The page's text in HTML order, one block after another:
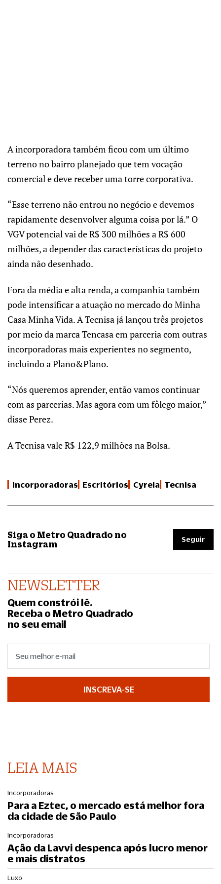
A incorporadora também ficou com um último
terreno no bairro planejado que tem vocação
comercial e deve receber uma torre corporativa.
“Esse terreno não entrou no negócio e devemos
rapidamente desenvolver alguma coisa por lá.” O
VGV potencial vai de R$ 300 milhões a R$ 600
milhões, a depender das características do projeto
ainda não desenhado.
Fora da média e alta renda, a companhia também
pode intensificar a atuação no mercado do Minha
Casa Minha Vida. A Tecnisa já lançou três projetos
por meio da marca Tencasa em parceria com outras
incorporadoras mais experientes no segmento,
incluindo a Plano&Plano.
“Nós queremos aprender, então vamos continuar
com as parcerias. Mas agora com um fôlego maior,”
disse Perez.
A Tecnisa vale R$ 122,9 milhões na Bolsa.
Incorporadoras Escritórios Cyrela Tecnisa
Siga o Metro Quadrado no
Instagram
Seguir
NEWSLETTER
Quem constrói lê.
Receba o Metro Quadrado
no seu email
INSCREVA-SE
LEIA MAIS
Incorporadoras
Para a Eztec, o mercado está melhor fora
da cidade de São Paulo
Incorporadoras
Ação da Lavvi despenca após lucro menor
e mais distratos
Luxo